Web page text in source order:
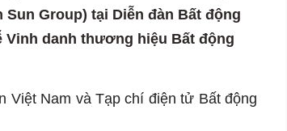
Group) tại Diễn đàn Bất động
Vinh danh thương hiệu Bất động
Việt Nam và Tạp chí điện tử Bất động